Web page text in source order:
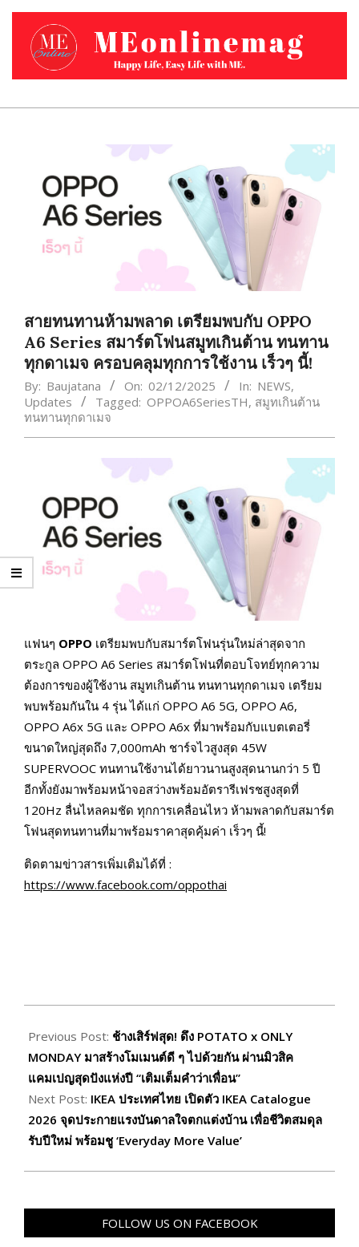
Skip
content
Primary
สายทนทานห้ามพลาด เตรียมพบกับ OPPO
A6 Series สมาร์ตโฟนสมูทเกินต้าน ทนทาน
ทุกดาเมจ ครอบคลุมทุกการใช้งาน เร็วๆ นี้!
By: Baujatana On: 02/12/2025 In: NEWS,
Updates
Tagged: OPPOA6SeriesTH, สมูทเกินต้าน
ทนทานทุกดาเมจ
แฟนๆ OPPO เตรียมพบกับสมาร์ตโฟนรุ่นใหม่ล่าสุดจาก
ตระกูล OPPO A6 Series สมาร์ตโฟนที่ตอบโจทย์ทุกความ
ต้องการของผู้ใช้งาน สมูทเกินต้าน ทนทานทุกดาเมจ เตรียม
พบพร้อมกันใน 4 รุ่น ได้แก่ OPPO A6 5G, OPPO A6,
OPPO A6x 5G และ OPPO A6x ที่มาพร้อมกับแบตเตอรี่
ขนาดใหญ่สุดถึง 7,000mAh ชาร์จไวสูงสุด 45W
SUPERVOOC ทนทานใช้งานได้ยาวนานสูงสุดนานกว่า 5 ปี
อีกทั้งยังมาพร้อมหน้าจอสว่างพร้อมอัตรารีเฟรชสูงสุดที่
120Hz ลื่นไหลคมชัด ทุกการเคลื่อนไหว ห้ามพลาดกับสมาร์ต
โฟนสุดทนทานที่มาพร้อมราคาสุดคุ้มค่า เร็วๆ นี้!
ติดตามข่าวสารเพิ่มเติมได้ที่ :
https://www.facebook.com/oppothai
12-
02
Previous Post: ช้างเสิร์ฟสุด! ดึง POTATO x ONLY
MONDAY มาสร้างโมเมนต์ดี ๆ ไปด้วยกัน ผ่านมิวสิค
แคมเปญสุดปังแห่งปี “เติมเต็มคำว่าเพื่อน”
Next Post: IKEA ประเทศไทย เปิดตัว IKEA Catalogue
2026 จุดประกายแรงบันดาลใจตกแต่งบ้าน เพื่อชีวิตสมดุล
รับปีใหม่ พร้อมชู ‘Everyday More Value’
FOLLOW US ON FACEBOOK